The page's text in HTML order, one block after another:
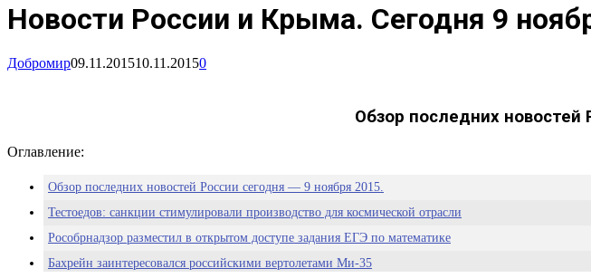
Новости России и Крыма. Сегодня 9
Добромир09.11.201510.11.20150
Обзор последних новостей
Оглавление:
Обзор последних новостей России сегодня — 9 ноября 2015.
Тестоедов: санкции стимулировали производство для космической отрасли
Рособрнадзор разместил в открытом доступе задания ЕГЭ по математике
Бахрейн заинтересовался российскими вертолетами Ми-35